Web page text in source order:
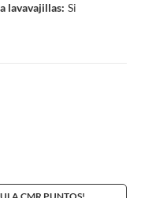
lavavajillas: Si
CMR PUNTOS!